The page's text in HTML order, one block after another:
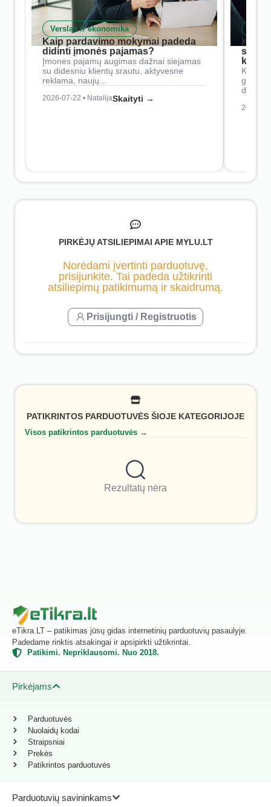
Verslas ir ekonomika
Kaip pardavimo mokymai padeda
didinti įmonės pajamas?
Įmonės pajamų augimas dažnai siejamas
su didesniu klientų srautu, aktyvesne
reklama, naujų…
2026-07-22 • NatalijaSkaityti →
Kaip
2026-
PIRKĖJŲ ATSILIEPIMAI APIE MYLU.LT
Norėdami įvertinti parduotuvę,
prisijunkite. Tai padeda užtikrinti
atsiliepimų patikimumą ir skaidrumą.
Prisijungti / Registruotis
PATIKRINTOS PARDUOTUVĖS ŠIOJE KATEGORIJOJE
Visos patikrintos parduotuvės →
Rezultatų nėra
eTikra.LT – patikimas jūsų gidas internetinių parduotuvių pasaulyje.
Padedame rinktis atsakingai ir apsipirkti užtikrintai.
Patikimi. Nepriklausomi. Nuo 2018.
Pirkėjams
Parduotuvių savininkams
Parduotuvės
Nuolaidų kodai
Straipsniai
Prekės
Patikrintos parduotuvės